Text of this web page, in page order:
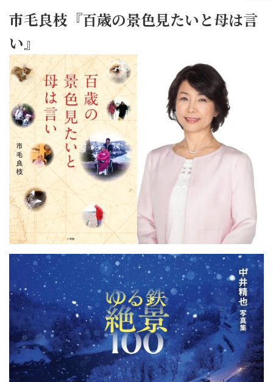
市毛良枝『百歳の景色見たいと母は言
い』